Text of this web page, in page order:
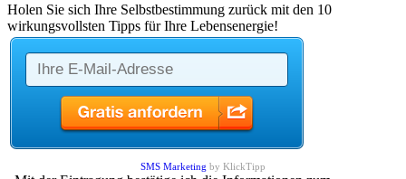
Holen Sie sich Ihre Selbstbestimmung zurück mit den 10
wirkungsvollsten Tipps für Ihre Lebensenergie!
SMS Marketing by KlickTipp